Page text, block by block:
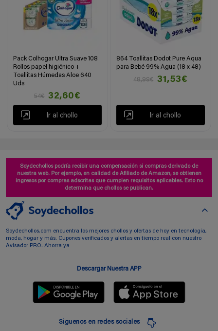
Pack Colhogar Ultra Suave 108
Rollos papel higiénico +
Toallitas Húmedas Aloe 640
Uds
54€
32,60€
Ir al chollo
864 Toallitas Dodot Pure Aqua
para Bebé 99% Agua (18 x 48)
48,99€
31,53€
Ir al chollo
Soydechollos podría recibir una compensación si compras derivado de
nuestra web. Por ejemplo, en calidad de Afiliado de Amazon, se obtienen
ingresos por compras adscritas que cumplen requisitos aplicables. Esto no
determina que chollos se publican.
Soydechollos.com encuentra los mejores chollos y ofertas de hoy en tecnología,
moda, hogar y más. Cupones verificados y alertas en tiempo real con nuestro
Avisador PRO. Ahorra ya
Descargar Nuestra APP
Siguenos en redes sociales